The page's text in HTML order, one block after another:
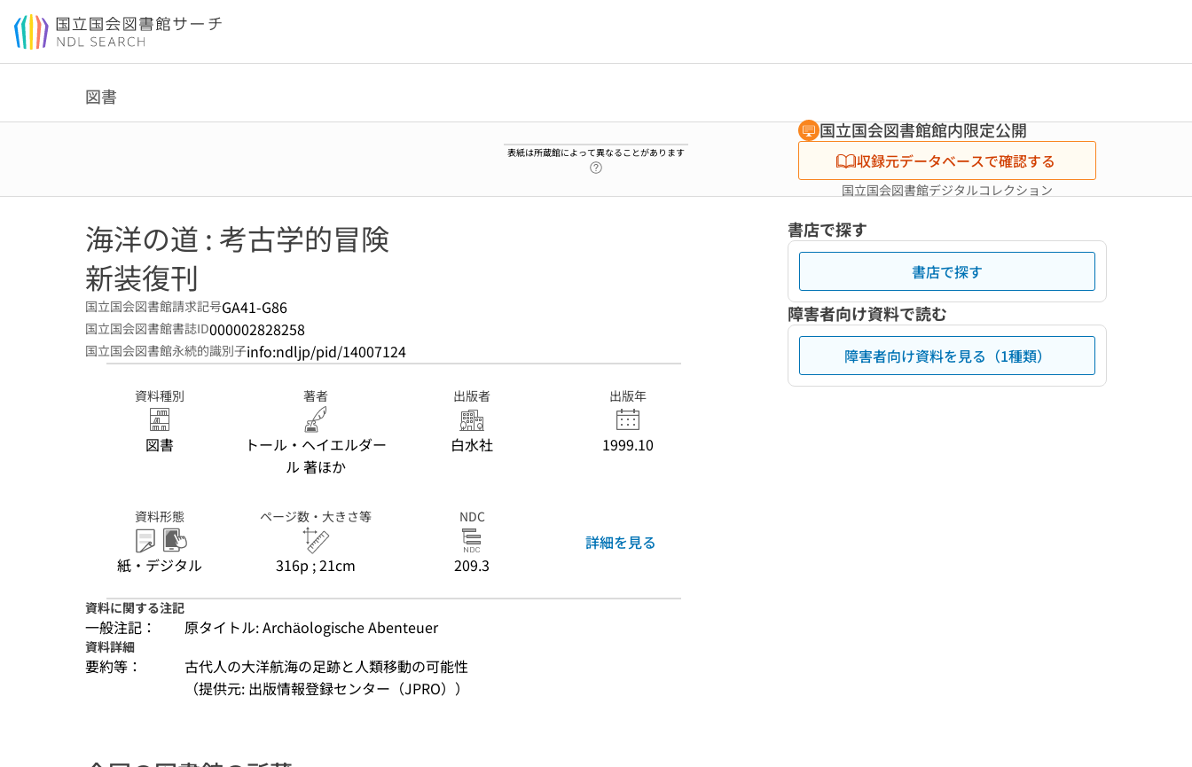
本文へ移動
図書
表紙は所蔵館によって異なることがあります
国立国会図書館館内限定公開
収録元データベースで確認する
国立国会図書館デジタルコレクション
海洋の道 : 考古学的冒険
新装復刊
国立国会図書館請求記号GA41-G86
国立国会図書館書誌ID000002828258
国立国会図書館永続的識別子info:ndljp/pid/14007124
資料種別
図書
著者
トール・ヘイエルダー
ル 著ほか
出版者
白水社
出版年
1999.10
資料形態
紙・デジタル
ページ数・大きさ等
316p ; 21cm
NDC
209.3
詳細を見る
資料に関する注記
一般注記： 原タイトル: Archäologische Abenteuer
資料詳細
要約等：
古代人の大洋航海の足跡と人類移動の可能性
（提供元: 出版情報登録センター（JPRO））
書店で探す
書店で探す
障害者向け資料で読む
障害者向け資料を見る（1種類）